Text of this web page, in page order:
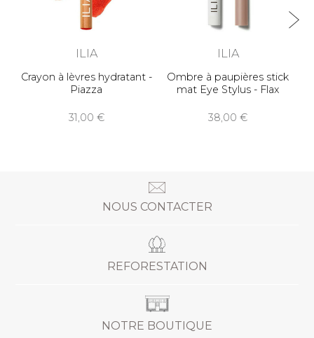
ILIA
Crayon à lèvres hydratant -
Piazza
31,00
ILIA
Ombre à paupières stick
mat Eye Stylus - Flax
38,00
NOUS CONTACTER
REFORESTATION
NOTRE BOUTIQUE